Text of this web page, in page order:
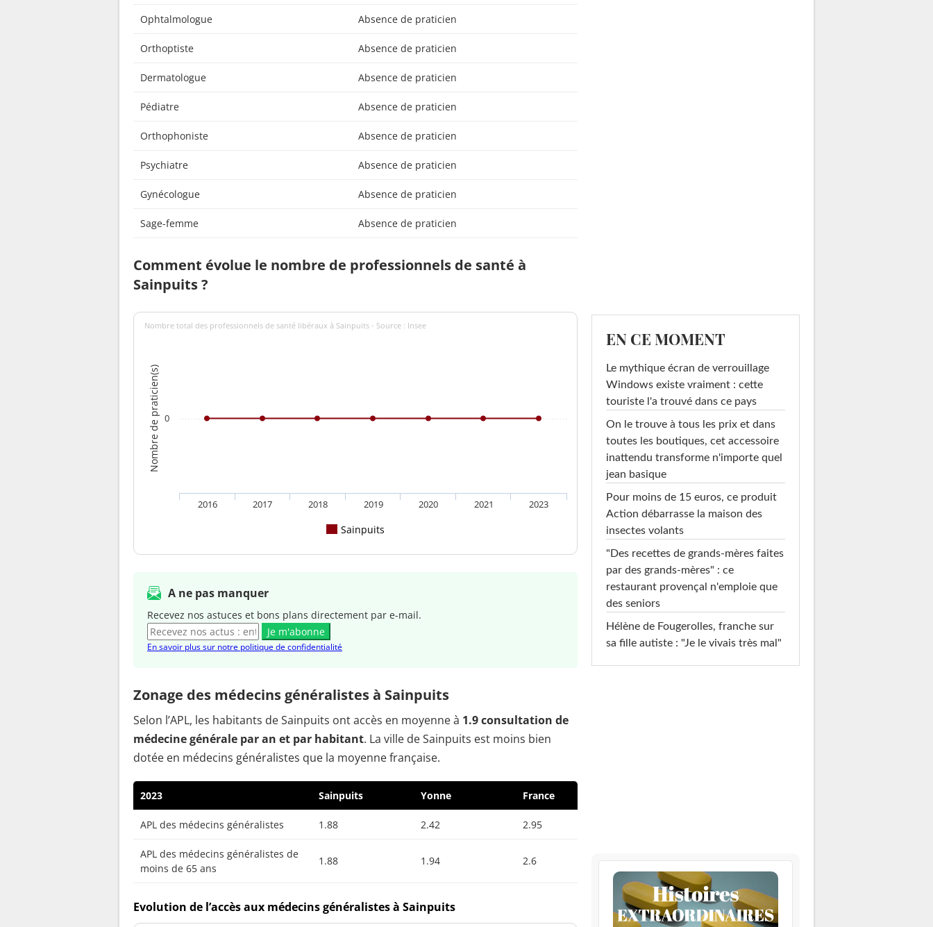
Ophtalmologue Absence de praticien
Orthoptiste Absence de praticien
Dermatologue Absence de praticien
Pédiatre Absence de praticien
Orthophoniste Absence de praticien
Psychiatre Absence de praticien
Gynécologue Absence de praticien
Sage-femme Absence de praticien
Comment évolue le nombre de professionnels de santé à
Sainpuits ?
Nombre de praticien(s)
Nombre total des professionnels de santé libéraux à Sainpuits - Source : Insee
Sainpuits
2016 2017 2018 2019 2020 2021 2023
0
A ne pas manquer
Recevez nos astuces et bons plans directement par e-mail.
Je m'abonne
En savoir plus sur notre politique de confidentialité
Zonage des médecins généralistes à Sainpuits
Selon l’APL, les habitants de Sainpuits ont accès en moyenne à 1.9 consultation de
médecine générale par an et par habitant. La ville de Sainpuits est moins bien
dotée en médecins généralistes que la moyenne française.
2023 Sainpuits Yonne France
APL des médecins généralistes 1.88 2.42 2.95
APL des médecins généralistes de
moins de 65 ans
1.88 1.94 2.6
Evolution de l’accès aux médecins généralistes à Sainpuits
EN CE MOMENT
Le mythique écran de verrouillage
Windows existe vraiment : cette
touriste l'a trouvé dans ce pays
On le trouve à tous les prix et dans
toutes les boutiques, cet accessoire
inattendu transforme n'importe quel
jean basique
Pour moins de 15 euros, ce produit
Action débarrasse la maison des
insectes volants
"Des recettes de grands-mères faites
par des grands-mères" : ce
restaurant provençal n'emploie que
des seniors
Hélène de Fougerolles, franche sur
sa fille autiste : "Je le vivais très mal"